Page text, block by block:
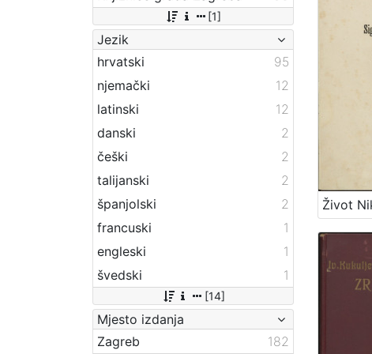
[1]
Jezik
hrvatski
95
njemački
12
latinski
12
danski
2
češki
2
talijanski
2
španjolski
2
francuski
1
engleski
1
švedski
1
[14]
Mjesto izdanja
Zagreb
182